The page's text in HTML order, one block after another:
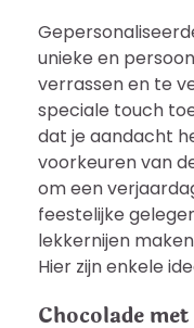
unieke en
verrassen en te
speciale touch
dat je aandacht
voorkeuren van
om een
feestelijke
lekkernijen
Hier zijn enkele
Chocolade